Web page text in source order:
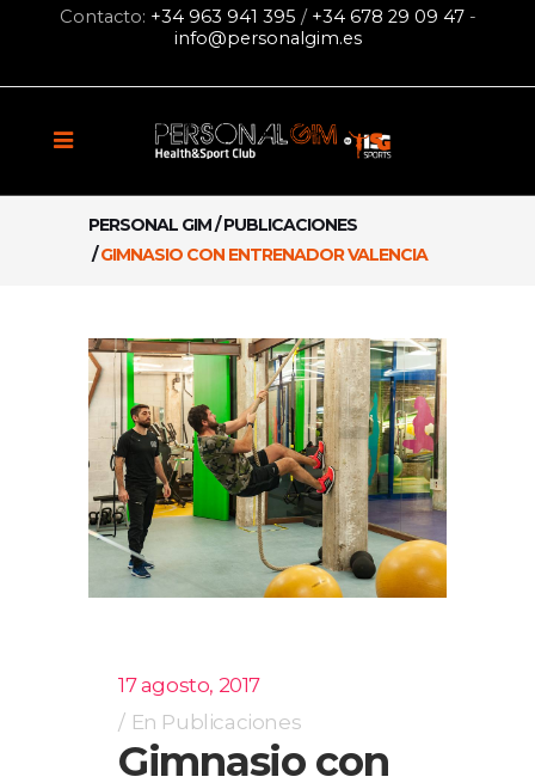
Contacto: +34 963 941 395 / +34 678 29 09 47-
info@personalgim.es
PERSONAL GIM/PUBLICACIONES
/GIMNASIO CON ENTRENADOR VALENCIA
17 agosto, 2017
En Publicaciones
Gimnasio con